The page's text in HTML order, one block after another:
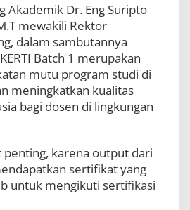
Akademik Dr. Eng Suripto
mewakili Rektor
dalam sambutannya
Batch 1 merupakan
mutu program studi di
meningkatkan kualitas
bagi dosen di lingkungan
penting, karena output dari
sertifikat yang
untuk mengikuti sertifikasi